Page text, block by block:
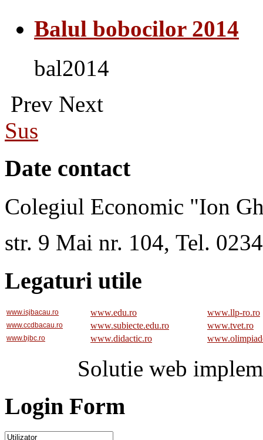
Balul bobocilor 2014
bal2014
Prev Next
Sus
Date contact
Colegiul Economic "Ion
str. 9 Mai nr. 104, Tel.
Legaturi utile
www.isjbacau.ro www.edu.ro www.llp-ro.ro
www.ccdbacau.ro www.subiecte.edu.ro www.tvet.ro
www.bjbc.ro www.didactic.ro
Solutie web
Login Form